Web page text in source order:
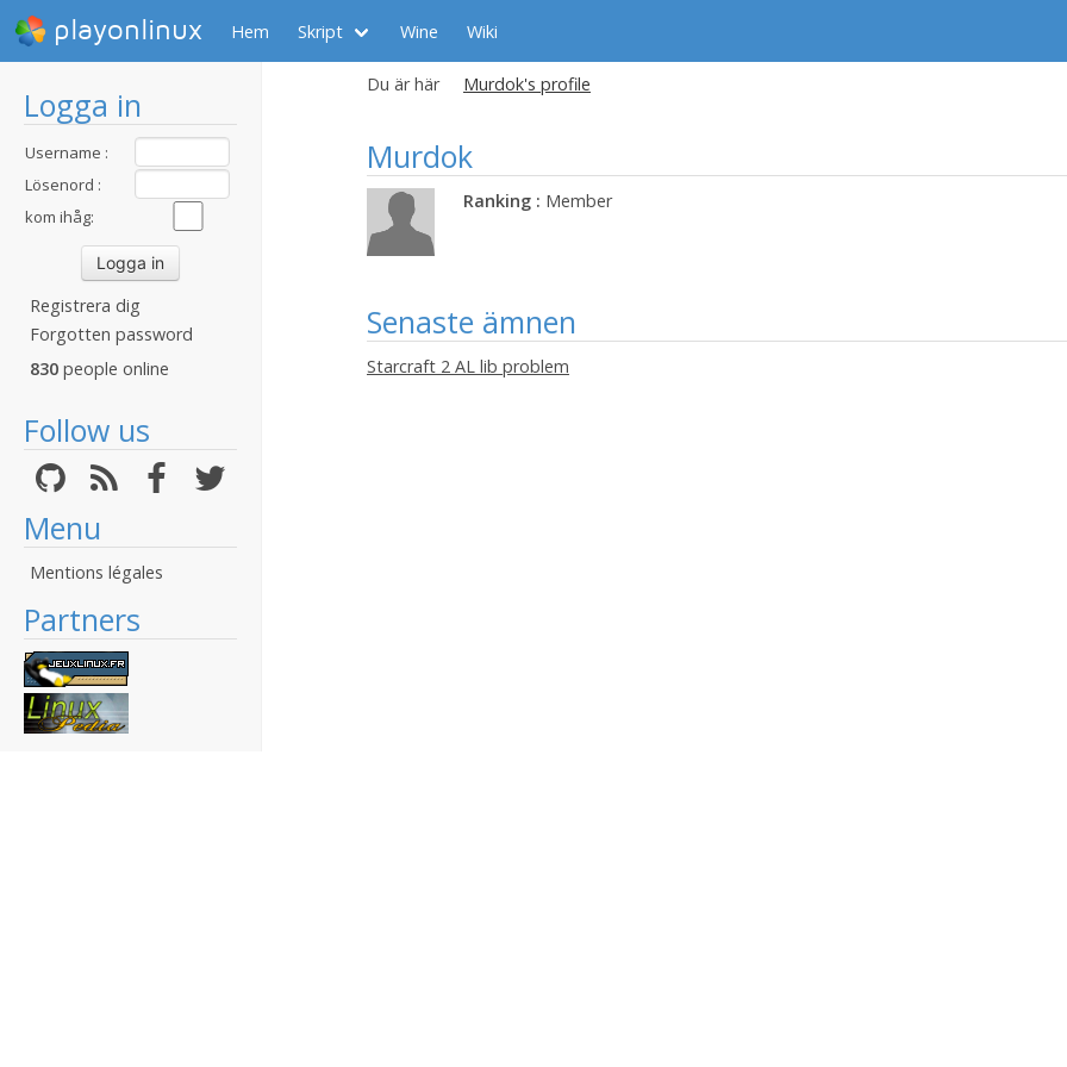
playonlinux Hem Skript Wine Wiki
Logga in
Username :
Lösenord :
kom ihåg:
Registrera dig
Forgotten password
830 people online
Follow us
Menu
Mentions légales
Partners
Du är här Murdok's profile
Murdok
Ranking : Member
Senaste ämnen
Starcraft 2 AL lib problem